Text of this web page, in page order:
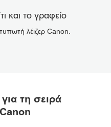
και το γραφείο
λέιζερ Canon.
τη σειρά